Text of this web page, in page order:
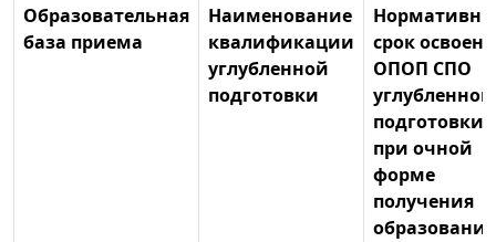
Образовательная
база приема
Наименование
квалификации
углубленной
подготовки
срок
ОПОП СПО
углубленной
подготовки
при очной
форме
получения
образования